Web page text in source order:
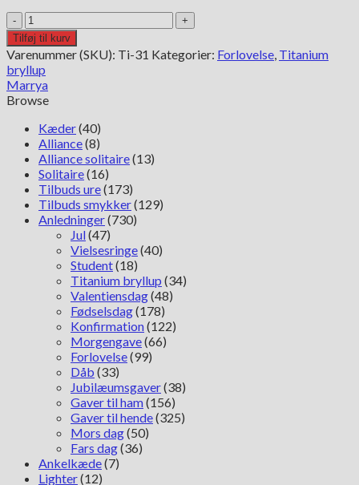
Marrya
forgyldt
titanium
herre
vielsesring
antal
Tilføj til kurv
Varenummer (SKU): Ti-31 Kategorier: Forlovelse, Titanium
bryllup
Marrya
Browse
Kæder(40)
Alliance(8)
Alliance solitaire(13)
Solitaire(16)
Tilbuds ure(173)
Tilbuds smykker(129)
Anledninger(730)
Jul(47)
Vielsesringe(40)
Student(18)
Titanium bryllup (34)
Valentiensdag(48)
Fødselsdag(178)
Konfirmation(122)
Morgengave(66)
Forlovelse(99)
Dåb (33)
Jubilæumsgaver(38)
Gaver til ham(156)
Gaver til hende(325)
Mors dag(50)
Fars dag(36)
Ankelkæde(7)
Lighter(12)